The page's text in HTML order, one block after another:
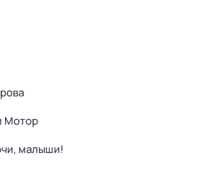
Мотор
малыши!